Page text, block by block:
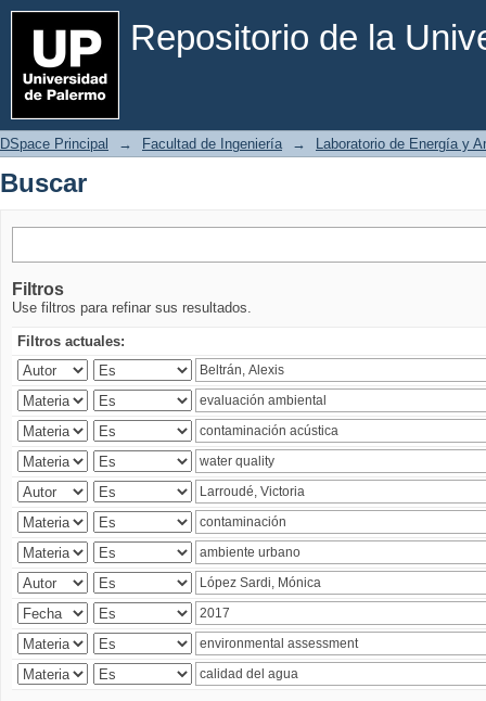
Repositorio de la
Buscar
DSpace Principal → Facultad de Ingeniería → Laboratorio de Energía y
Buscar
Filtros
Use filtros para refinar sus resultados.
Filtros actuales: